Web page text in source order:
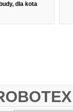
dla kota